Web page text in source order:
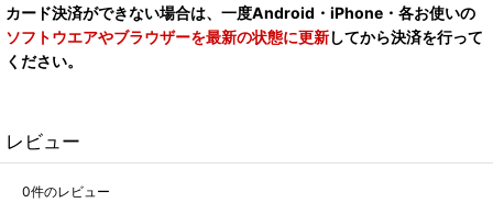
カード決済ができない場合は、一度Android・iPhone・各お使いの
ソフトウエアやブラウザーを最新の状態に更新してから決済を行って
ください。
レビュー
0件のレビュー